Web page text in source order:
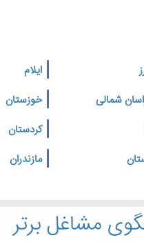
ایلام
شمالی خوزستان
کردستان
مازندران
مشاغل برتر